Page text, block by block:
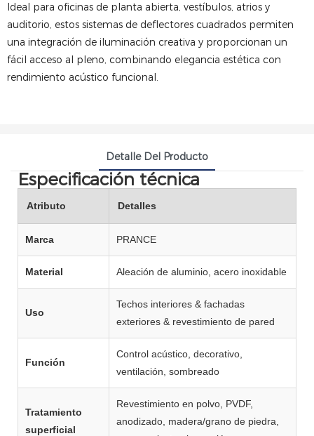
Ideal para oficinas de planta abierta, vestíbulos, atrios y
auditorio, estos sistemas de deflectores cuadrados permiten
una integración de iluminación creativa y proporcionan un
fácil acceso al pleno, combinando elegancia estética con
rendimiento acústico funcional.
Detalle Del Producto
Especificación técnica
Atributo Detalles
Marca PRANCE
Material Aleación de aluminio, acero inoxidable
Uso
Techos interiores & fachadas
exteriores & revestimiento de pared
Función
Control acústico, decorativo,
ventilación, sombreado
Tratamiento
superficial
Revestimiento en polvo, PVDF,
anodizado, madera/grano de piedra,